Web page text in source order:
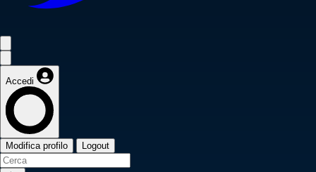
Accedi
Modifica profilo Logout